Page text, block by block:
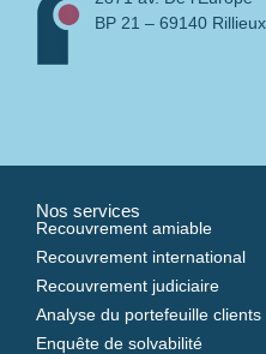
BP 21 – 69140
Nos services
Recouvrement amiable
Recouvrement international
Recouvrement judiciaire
Analyse du portefeuille clients
Enquête de solvabilité